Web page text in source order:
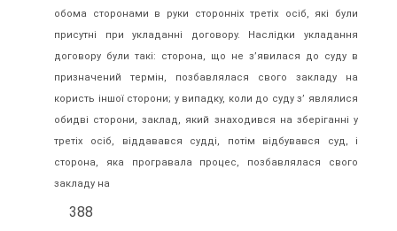
обома сторонами в руки сторонніх третіх осіб, які були
присутні при укладанні договору. Наслідки укладання
договору були такі: сторона, що не з’явилася до суду в
призначений термін, позбавлялася свого закладу на
користь іншої сторони; у випадку, коли до суду з’ являлися
обидві сторони, заклад, який знаходився на зберіганні у
третіх осіб, віддавався судді, потім відбувався суд, і
сторона, яка програвала процес, позбавлялася свого
закладу на
388